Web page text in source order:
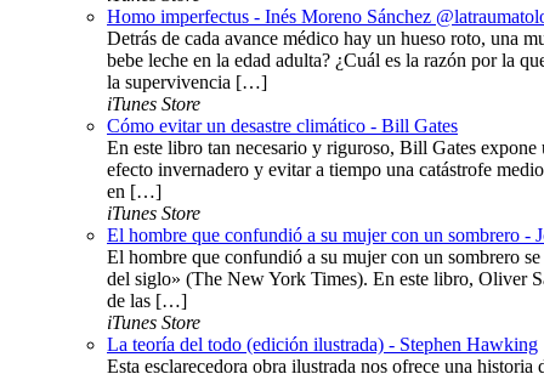
Homo imperfectus - Inés Moreno Sánchez
Detrás de cada avance médico hay un hueso roto, una
bebe leche en la edad adulta? ¿Cuál es la razón por la
la supervivencia […]
iTunes Store
Cómo evitar un desastre climático - Bill Gates
En este libro tan necesario y riguroso, Bill Gates
efecto invernadero y evitar a tiempo una catástrofe
en […]
iTunes Store
El hombre que confundió a su mujer con un sombrero
El hombre que confundió a su mujer con un sombrero
del siglo» (The New York Times). En este libro, Oliver
de las […]
iTunes Store
La teoría del todo (edición ilustrada) - Stephen Hawking
Esta esclarecedora obra ilustrada nos ofrece una